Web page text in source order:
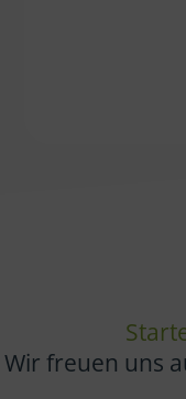
Wir freuen uns